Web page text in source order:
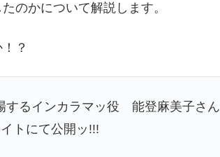
のかについて解説します。
？
するインカラマッ役 能登麻美子さん
トにて公開ッ!!!